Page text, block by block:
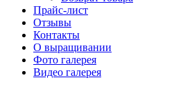
Прайс-лист
Отзывы
Контакты
О выращивании
Фото галерея
Видео галерея